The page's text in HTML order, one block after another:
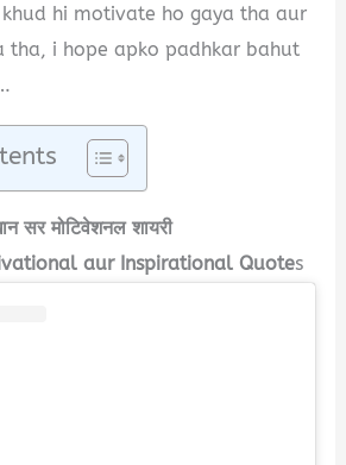
hi motivate ho gaya tha aur
tha, i hope apko padhkar bahut
सर मोटिवेशनल शायरी
aur Inspirational Quotes